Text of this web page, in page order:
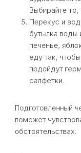
Выбирайте то,
Перекус и
бутылка воды
печенье,
еду так,
подойдут
салфетки.
Подготовленный
поможет
обстоятельствах.